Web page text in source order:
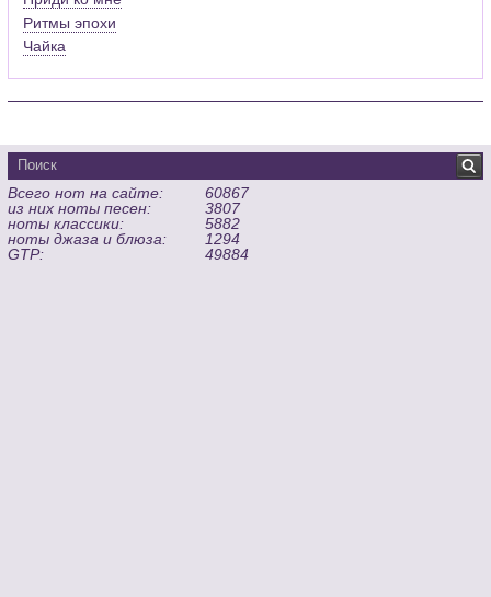
Ритмы эпохи
Чайка
Всего нот на сайте:
60867
из них ноты песен:
3807
ноты классики:
5882
ноты джаза и блюза:
1294
GTP:
49884